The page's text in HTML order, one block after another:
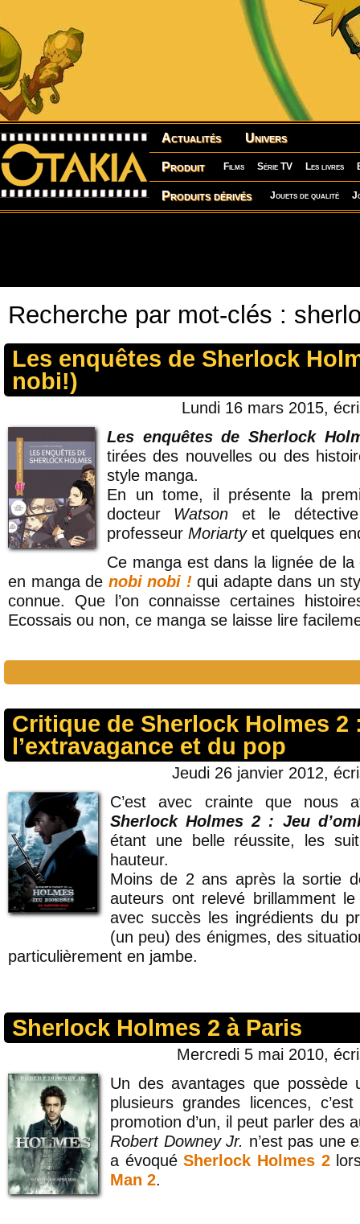
Actualités Univers
Produit Films Série TV Les livres
Produits dérivés Jouets de qualité
Recherche par mot-clés :
Les enquêtes de Sherlock
nobi!)
Lundi 16 mars 2015,
Les enquêtes de Sherlock
tirées des nouvelles ou des
style manga.
En un tome, il présente la
docteur Watson et le
professeur Moriartyet quelques
Ce manga est dans la lignée de
en manga de nobi nobi ! qui adapte dans un
connue. Que l’on connaisse certaines
Ecossais ou non, ce manga se laisse lire
Critique de Sherlock Holmes 2
l’extravagance et du pop
Jeudi 26 janvier 2012,
C’est avec crainte que nous
Sherlock Holmes 2 : Jeu
étant une belle réussite, les
hauteur.
Moins de 2 ans après la sortie
auteurs ont relevé brillamment
avec succès les ingrédients du
(un peu) des énigmes, des
particulièrement en jambe.
Sherlock Holmes 2 à Paris
Mercredi 5 mai 2010,
Un des avantages que possède
plusieurs grandes licences,
promotion d’un, il peut parler des
Robert Downey Jr. n’est pas une
a évoquéSherlock Holmes 2
Man 2.